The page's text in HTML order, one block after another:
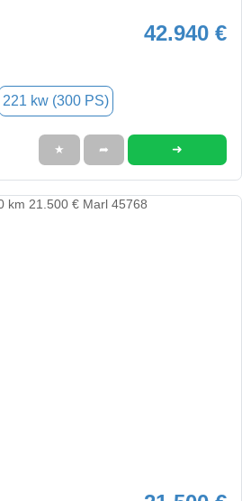
42.940 €
221 kw (300 PS)
★ ➦ ➜